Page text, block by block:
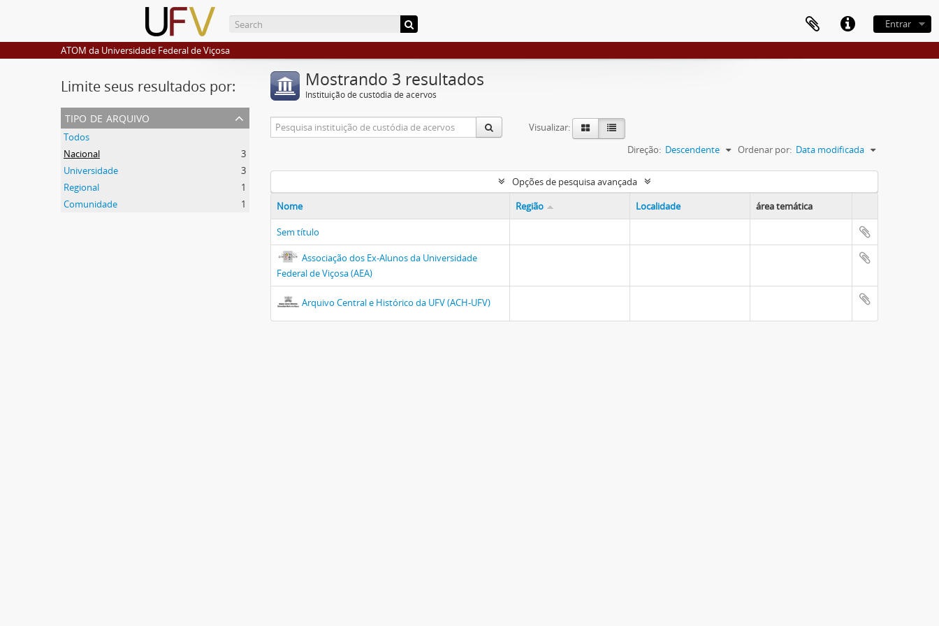
Entrar
ATOM da Universidade Federal de Viçosa
Limite seus resultados por:
tipo de arquivo
Todos
Nacional
3
Universidade
3
Regional
1
Comunidade
1
Mostrando 3 resultados
Instituição de custódia de acervos
Visualizar:
Ordenar por: Data modificada
Direção: Descendente
Opções de pesquisa avançada
Nome
Região Localidade área temática
Sem título
Associação dos Ex-Alunos da Universidade
Federal de Viçosa (AEA)
Arquivo Central e Histórico da UFV (ACH-UFV)